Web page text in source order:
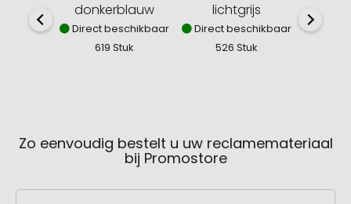
donkerblauw
Direct beschikbaar
619 Stuk
lichtgrijs
Direct beschikbaar
526 Stuk
Direct
Zo eenvoudig bestelt u uw reclamemateriaal
bij Promostore